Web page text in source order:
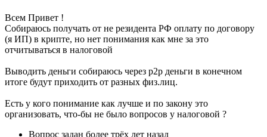
Всем Привет !
Собираюсь получать от не резидента РФ оплату по договору
(я ИП) в крипте, но нет понимания как мне за это
отчитываться в налоговой
Выводить деньги собираюсь через p2p деньги в конечном
итоге будут приходить от разных физ.лиц.
Есть у кого понимание как лучше и по закону это
организовать, что-бы не было вопросов у налоговой ?
Вопрос задан более трёх лет назад